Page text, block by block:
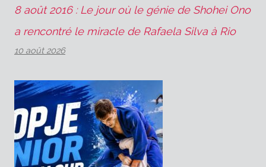
8 août 2016 : Le jour où le génie de Shohei Ono
a rencontré le miracle de Rafaela Silva à Rio
10 août 2026